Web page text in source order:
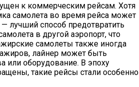
к коммерческим рейсам. Хотя
самолета во время рейса может
лучший способ предотвратить
в другой аэропорт, что
самолеты также иногда
лайнер может быть
или оборудование. В эпоху
такие рейсы стали особенно